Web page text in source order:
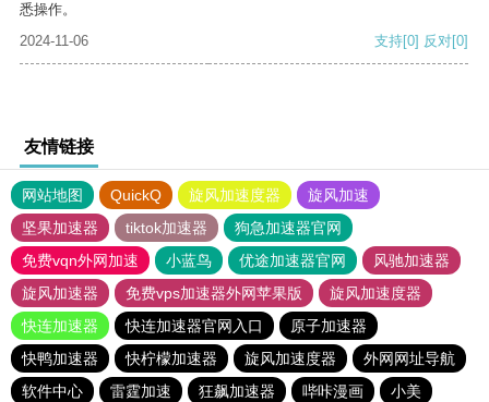
悉操作。
2024-11-06
支持[0] 反对[0]
友情链接
网站地图 QuickQ 旋风加速度器
旋风加速
坚果加速器
tiktok加速器
狗急加速器官网
免费vqn外网加速
小蓝鸟 优途加速器官网
风驰加速器
旋风加速器
免费vps加速器外网苹果版
旋风加速度器
快连加速器
快连加速器官网入口
原子加速器
快鸭加速器
快柠檬加速器 旋风加速度器
外网网址导航
软件中心
雷霆加速 狂飙加速器 哔咔漫画
小美